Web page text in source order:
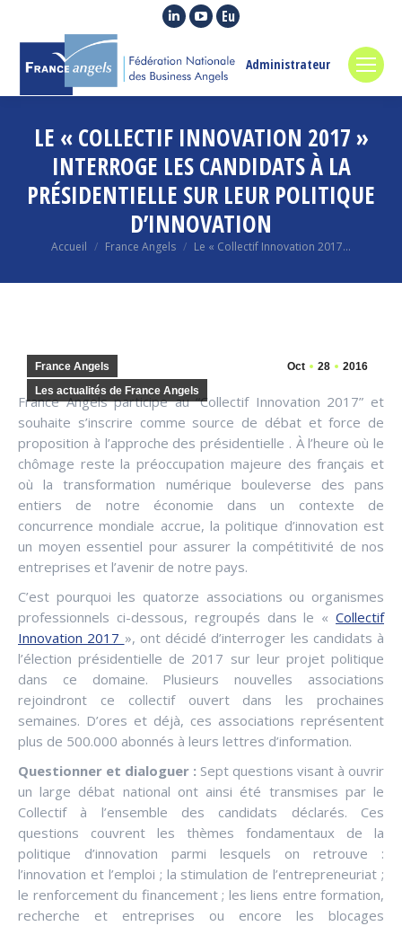
La
LinkedIn
s'ouvre
une
nouvelle
fenêtre
La
YouTube
s'ouvre
une
nouvelle
fenêtre
La
Euroquity
une
nouvelle
fenêtre
Administrateur
LE « COLLECTIF INNOVATION 2017 »
INTERROGE LES CANDIDATS À LA
PRÉSIDENTIELLE SUR LEUR POLITIQUE
D’INNOVATION
Vous êtes ici :
Accueil France Angels Le « Collectif Innovation 2017…
Oct 28 2016
France Angels
Les actualités de France Angels
France Angels participe au “Collectif Innovation 2017” et
souhaite s’inscrire comme source de débat et force de
proposition à l’approche des présidentielle . À l’heure où le
chômage reste la préoccupation majeure des français et
où la transformation numérique bouleverse des pans
entiers de notre économie dans un contexte de
concurrence mondiale accrue, la politique d’innovation est
un moyen essentiel pour assurer la compétitivité de nos
entreprises et l’avenir de notre pays.
C’est pourquoi les quatorze associations ou organismes
professionnels ci-dessous, regroupés dans le « Collectif
Innovation 2017 », ont décidé d’interroger les candidats à
l’élection présidentielle de 2017 sur leur projet politique
dans ce domaine. Plusieurs nouvelles associations
rejoindront ce collectif ouvert dans les prochaines
semaines. D’ores et déjà, ces associations représentent
plus de 500.000 abonnés à leurs lettres d’information.
Questionner et dialoguer : Sept questions visant à ouvrir
un large débat national ont ainsi été transmises par le
Collectif à l’ensemble des candidats déclarés. Ces
questions couvrent les thèmes fondamentaux de la
politique d’innovation parmi lesquels on retrouve :
l’innovation et l’emploi ; la stimulation de l’entrepreneuriat ;
le renforcement du financement ; les liens entre formation,
recherche et entreprises ou encore les blocages